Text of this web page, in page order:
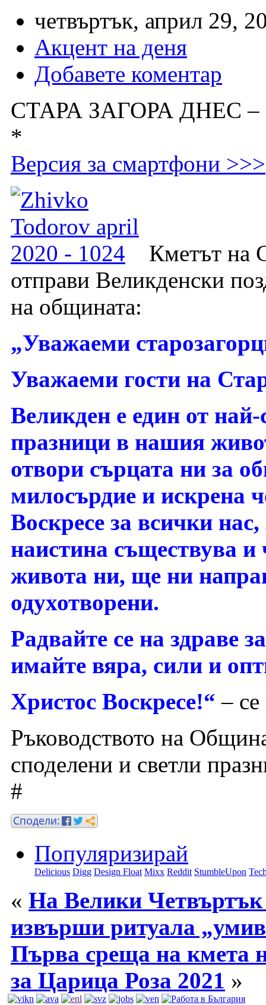
четвъртък, април 29,
Акцент на деня
Добавете коментар
СТАРА ЗАГОРА ДНЕС –
*
Версия за смартфони >>>
Кметът на
отправи Великденски
на общината:
„Уважаеми
Уважаеми гости на
Великден е един от
празници в нашия
отвори сърцата ни за
милосърдие и искрена
Воскресе за всички
наистина съществува
живота ни, ще ни
одухотворени.
Радвайте се на здраве
имайте вяра, сили и
Христос Воскресе!“ – се
Ръководството на
споделени и светли
#
Популяризирай
Delicious Digg Design Float Mixx Reddit StumbleUpon
« На Велики
извърши ритуала
Първа среща на кмета
за Царица Роза 2021 »